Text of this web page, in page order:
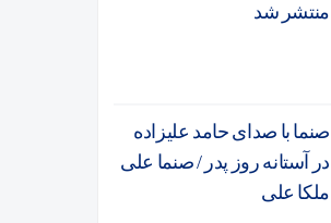
منتشر شد
صنما با صدای حامد علیزاده
در آستانه روز پدر / صنما علی
ملکا علی